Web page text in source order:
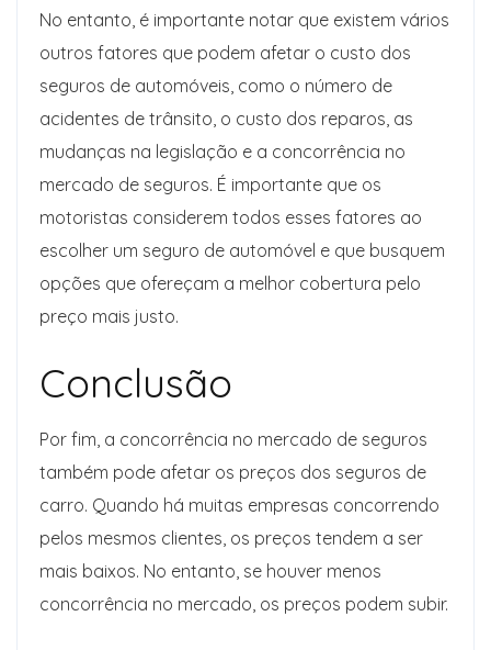
No entanto, é importante notar que existem vários
outros fatores que podem afetar o custo dos
seguros de automóveis, como o número de
acidentes de trânsito, o custo dos reparos, as
mudanças na legislação e a concorrência no
mercado de seguros. É importante que os
motoristas considerem todos esses fatores ao
escolher um seguro de automóvel e que busquem
opções que ofereçam a melhor cobertura pelo
preço mais justo.
Conclusão
Por fim, a concorrência no mercado de seguros
também pode afetar os preços dos seguros de
carro. Quando há muitas empresas concorrendo
pelos mesmos clientes, os preços tendem a ser
mais baixos. No entanto, se houver menos
concorrência no mercado, os preços podem subir.